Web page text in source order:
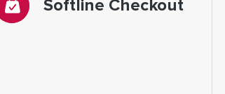
Softline Checkout